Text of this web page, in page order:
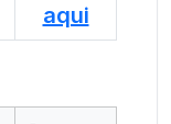
aqui